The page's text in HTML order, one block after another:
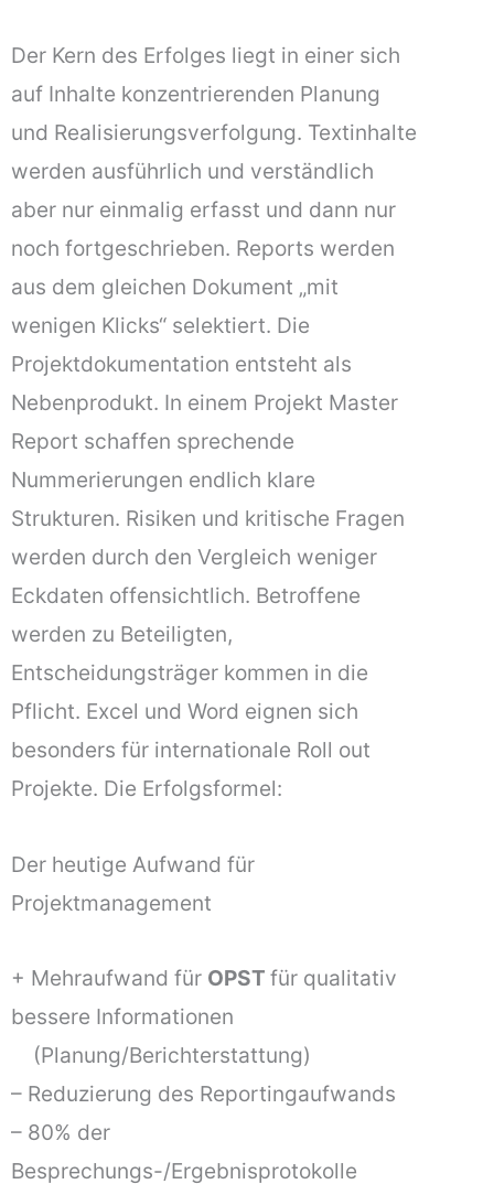
Der Kern des Erfolges liegt in einer sich
auf Inhalte konzentrierenden Planung
und Realisierungsverfolgung. Textinhalte
werden ausführlich und verständlich
aber nur einmalig erfasst und dann nur
noch fortgeschrieben. Reports werden
aus dem gleichen Dokument „mit
wenigen Klicks“ selektiert. Die
Projektdokumentation entsteht als
Nebenprodukt. In einem Projekt Master
Report schaffen sprechende
Nummerierungen endlich klare
Strukturen. Risiken und kritische Fragen
werden durch den Vergleich weniger
Eckdaten offensichtlich. Betroffene
werden zu Beteiligten,
Entscheidungsträger kommen in die
Pflicht. Excel und Word eignen sich
besonders für internationale Roll out
Projekte. Die Erfolgsformel:
Der heutige Aufwand für
Projektmanagement
+ Mehraufwand für OPST für qualitativ
bessere Informationen
(Planung/Berichterstattung)
– Reduzierung des Reportingaufwands
– 80% der
Besprechungs-/Ergebnisprotokolle